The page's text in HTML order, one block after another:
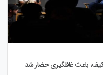
باعث غافلگیری حضار شد